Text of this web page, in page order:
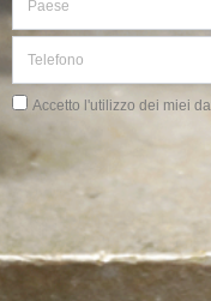
Privacy
Accetto l'utilizzo dei miei